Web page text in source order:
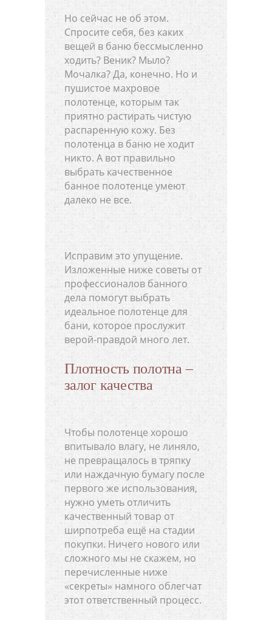
Но сейчас не об этом.
Спросите себя, без каких
вещей в баню бессмысленно
ходить? Веник? Мыло?
Мочалка? Да, конечно. Но и
пушистое махровое
полотенце, которым так
приятно растирать чистую
распаренную кожу. Без
полотенца в баню не ходит
никто. А вот правильно
выбрать качественное
банное полотенце умеют
далеко не все.
Исправим это упущение.
Изложенные ниже советы от
профессионалов банного
дела помогут выбрать
идеальное полотенце для
бани, которое прослужит
верой-правдой много лет.
Плотность полотна –
залог качества
Чтобы полотенце хорошо
впитывало влагу, не линяло,
не превращалось в тряпку
или наждачную бумагу после
первого же использования,
нужно уметь отличить
качественный товар от
ширпотреба ещё на стадии
покупки. Ничего нового или
сложного мы не скажем, но
перечисленные ниже
«секреты» намного облегчат
этот ответственный процесс.